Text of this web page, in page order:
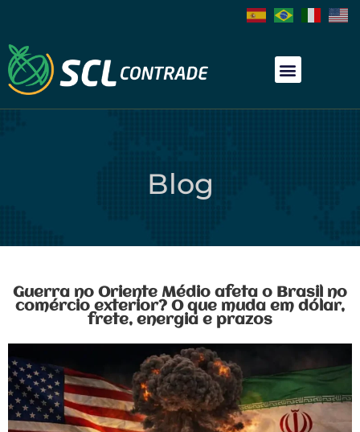
Blog
Guerra no Oriente Médio afeta o Brasil no
comércio exterior? O que muda em dólar,
frete, energia e prazos